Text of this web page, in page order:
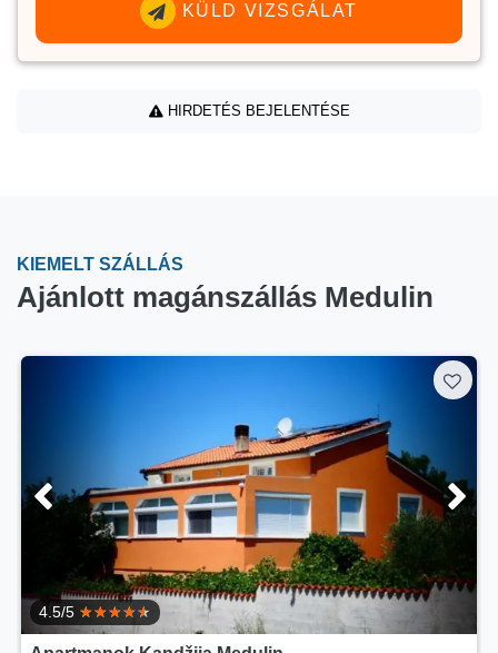
KÜLD VIZSGÁLAT
HIRDETÉS BEJELENTÉSE
KIEMELT SZÁLLÁS
Ajánlott magánszállás Medulin
4.5/5